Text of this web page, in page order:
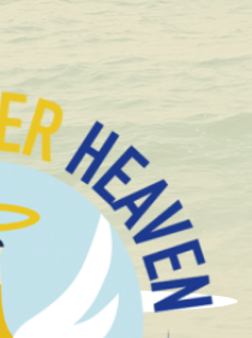
Belges en stock
Blik 33Cl
Alcool faible/sans alcool
plato